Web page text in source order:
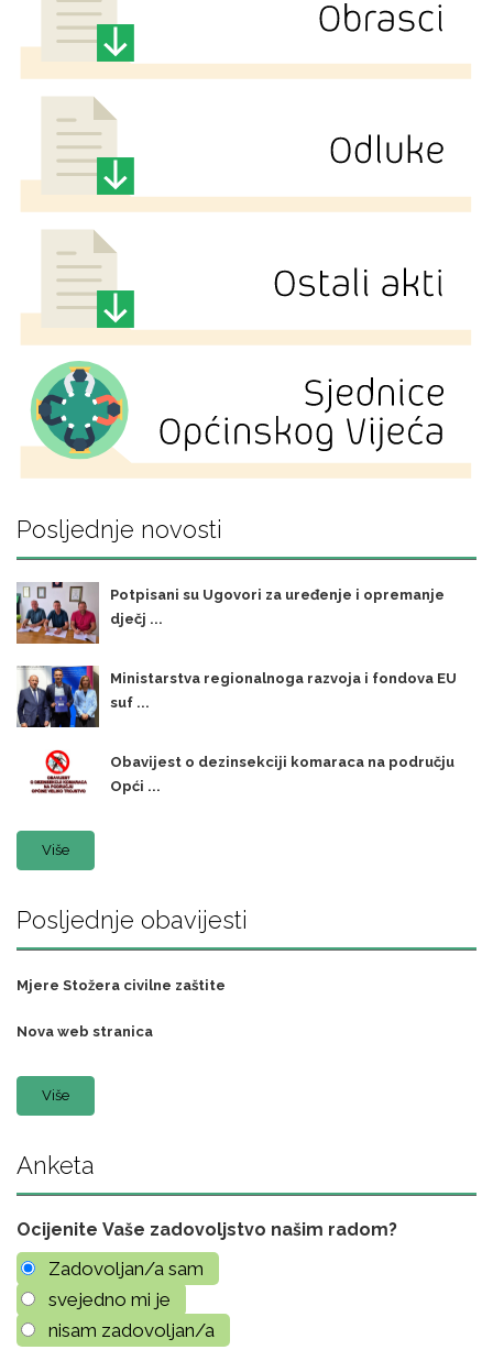
Posljednje novosti
Potpisani su Ugovori za uređenje i opremanje
dječj ...
Ministarstva regionalnoga razvoja i fondova EU
suf ...
Obavijest o dezinsekciji komaraca na području
Opći ...
Više
Posljednje obavijesti
Mjere Stožera civilne zaštite
Nova web stranica
Više
Anketa
Ocijenite Vaše zadovoljstvo našim radom?
Zadovoljan/a sam
svejedno mi je
nisam zadovoljan/a